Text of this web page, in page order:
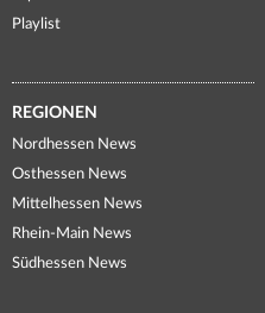
Playlist
REGIONEN
Nordhessen News
Osthessen News
Mittelhessen News
Rhein-Main News
Südhessen News